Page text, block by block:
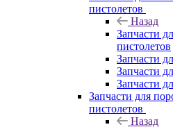
пистолетов
Назад
Запчасти
пистолетов
Запчасти
Запчасти
Запчасти
Запчасти для
пистолетов
Назад